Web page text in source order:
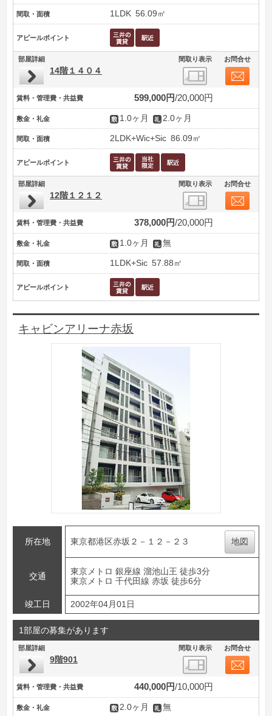
間取・面積 1LDK 56.09㎡
アピールポイント
部屋詳細 間取り表示 お問合せ
14階１４０４
賃料・管理費・共益費 599,000円 20,000円
敷金・礼金 1.0ヶ月 2.0ヶ月
間取・面積 2LDK+Wic+Sic 86.09㎡
アピールポイント
部屋詳細 間取り表示 お問合せ
12階１２１２
賃料・管理費・共益費 378,000円 20,000円
敷金・礼金 1.0ヶ月 無
間取・面積 1LDK+Sic 57.88㎡
アピールポイント
キャビンアリーナ赤坂
所在地 東京都港区赤坂２－１２－２３ 地図
交通
東京メトロ 銀座線 溜池山王 徒歩3分
東京メトロ 千代田線 赤坂 徒歩6分
竣工日 2002年04月01日
1部屋の募集があります
部屋詳細 間取り表示 お問合せ
9階901
賃料・管理費・共益費 440,000円 10,000円
敷金・礼金 2.0ヶ月 無